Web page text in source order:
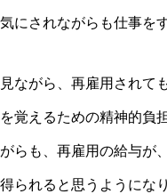
にされながらも仕事を
ながら、再雇用されて
覚えるための精神的負
らも、再雇用の給与が
られると思うようにな